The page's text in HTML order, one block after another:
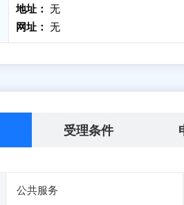
地址： 无
网址： 无
受理条件
公共服务